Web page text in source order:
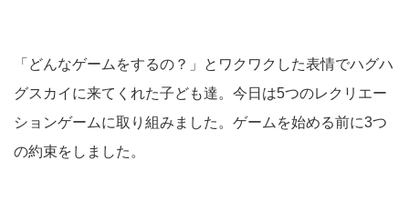
「どんなゲームをするの？」とワクワクした表情でハグハ
グスカイに来てくれた子ども達。今日は5つのレクリエー
ションゲームに取り組みました。ゲームを始める前に3つ
の約束をしました。